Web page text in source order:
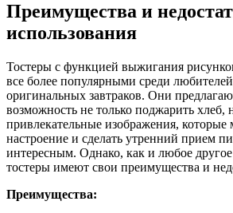
Преимущества и
использования
Тостеры с функцией выжигания
все более популярными среди
оригинальных завтраков. Они
возможность не только поджарить хлеб,
привлекательные изображения, которые
настроение и сделать утренний прием
интересным. Однако, как и любое другое
тостеры имеют свои преимущества и
Преимущества: